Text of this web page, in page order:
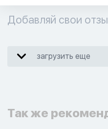
Добавляй свои
загрузить еще
Так же